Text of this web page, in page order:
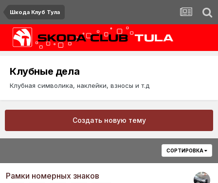
Шкода Клуб Тула
Клубные дела
Клубная символика, наклейки, взносы и т.д
Создать новую тему
СОРТИРОВКА
Рамки номерных знаков